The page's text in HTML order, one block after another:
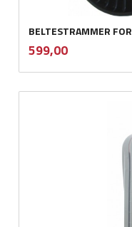
BELTESTRAMMER
Pris
599,00mva.